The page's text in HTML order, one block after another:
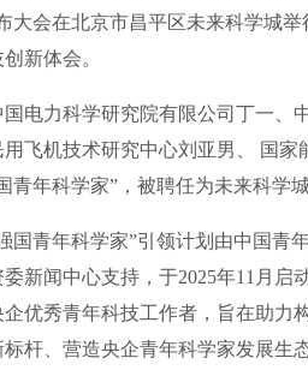
大会在北京市昌平区未来科学城
新体会。
力科学研究院有限公司丁一、中
飞机技术研究中心刘亚男、 国
青年科学家”，被聘任为未来科学
青年科学家”引领计划由中国青
新闻中心支持，于2025年11月启
企优秀青年科技工作者，旨在助力
杆、营造央企青年科学家发展生态